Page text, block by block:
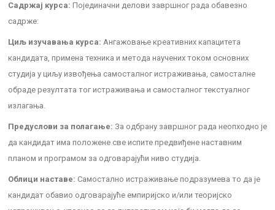
Садржај курса: Појединачни делови завршног рада обавезно
садрже:
Циљ изучавања курса: Ангажовање креативних капацитета
кандидата, примена техника и метода научених током основних
студија у циљу извођења самосталног истраживања, самосталне
обраде резултата тог истраживања и самосталног текстуалног
излагања.
Предуслови за полагање: За одбрану завршног рада неопходно је
да кандидат има положене све испите предвиђене наставним
планом и програмом за одговарајући ниво студија.
Облици наставе: Самостално истраживање подразумева то да је
кандидат обавио одговарајуће емпиријско и/или теоријско